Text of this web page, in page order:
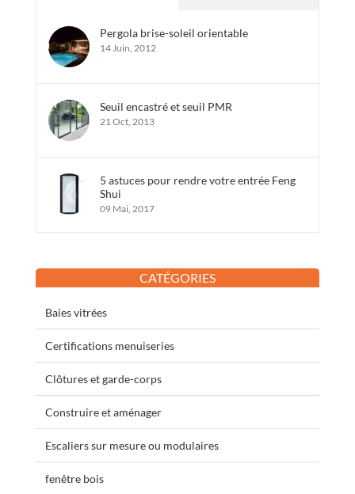
Pergola brise-soleil orientable
14 Juin, 2012
Seuil encastré et seuil PMR
21 Oct, 2013
5 astuces pour rendre votre entrée Feng
Shui
09 Mai, 2017
CATÉGORIES
Baies vitrées
Certifications menuiseries
Clôtures et garde-corps
Construire et aménager
Escaliers sur mesure ou modulaires
fenêtre bois